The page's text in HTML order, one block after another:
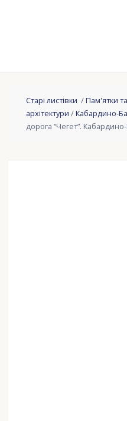
Старі листівки /Пам'ятки
архітектури /Кабардино-
дорога “Чегет”. Кабардино-